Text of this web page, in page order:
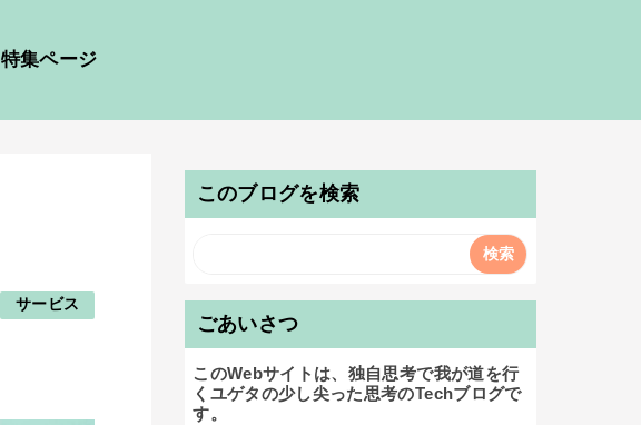
特集ページ
サービス
このブログを検索
ごあいさつ
このWebサイトは、独自思考で我が道を行
くユゲタの少し尖った思考のTechブログで
す。